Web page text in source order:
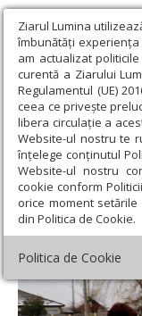
Ziarul Lumina
îmbunătăți
am actualizat
curentă a Ziarului
Regulamentul (UE)
ceea ce privește
libera circulație a
Website-ul nostru te
înțelege conținutul
Website-ul nostru
cookie conform
orice moment
din Politica de Cookie.
Politica de Cookie
Ziarul Lumina ›
familii din Ilfov de la
Alimente de
Ilfov de la